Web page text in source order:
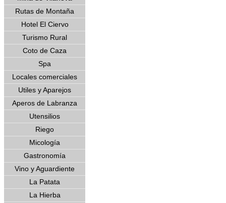
Rutas de Montaña
Hotel El Ciervo
Turismo Rural
Coto de Caza
Spa
Locales comerciales
Utiles y Aparejos
Aperos de Labranza
Utensilios
Riego
Micología
Gastronomía
Vino y Aguardiente
La Patata
La Hierba